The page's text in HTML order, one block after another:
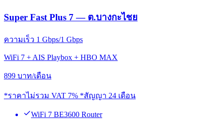
Super Fast Plus 7 — ต.บางกะไชย
ความเร็ว 1 Gbps/1 Gbps
WiFi 7 + AIS Playbox + HBO MAX
899 บาท/เดือน
*ราคาไม่รวม VAT 7% *สัญญา 24 เดือน
WiFi 7 BE3600 Router